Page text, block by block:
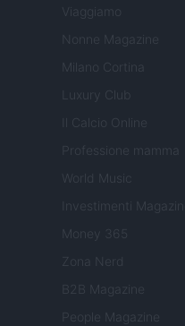
Viaggiamo
Nonne Magazine
Milano Cortina
Luxury Club
Il Calcio Online
Professione mamma
World Music
Investimenti Magazine
Money 365
Zona Nerd
B2B Magazine
People Magazine